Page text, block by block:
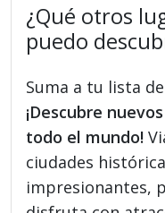
¿Qué otros
puedo
Suma a tu lista
¡Descubre
todo el mundo!
ciudades
impresionantes,